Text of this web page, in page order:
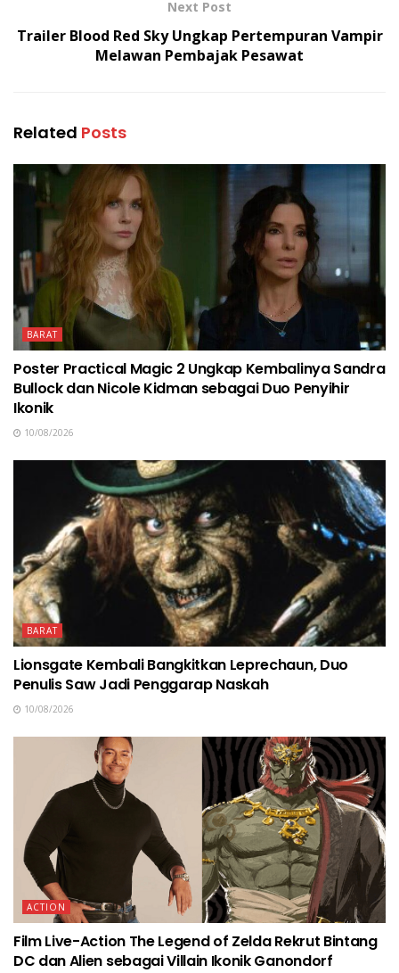
Next Post
Trailer Blood Red Sky Ungkap Pertempuran Vampir
Melawan Pembajak Pesawat
Related Posts
BARAT
Poster Practical Magic 2 Ungkap Kembalinya Sandra
Bullock dan Nicole Kidman sebagai Duo Penyihir
Ikonik
10/08/2026
BARAT
Lionsgate Kembali Bangkitkan Leprechaun, Duo
Penulis Saw Jadi Penggarap Naskah
10/08/2026
ACTION
Film Live-Action The Legend of Zelda Rekrut Bintang
DC dan Alien sebagai Villain Ikonik Ganondorf